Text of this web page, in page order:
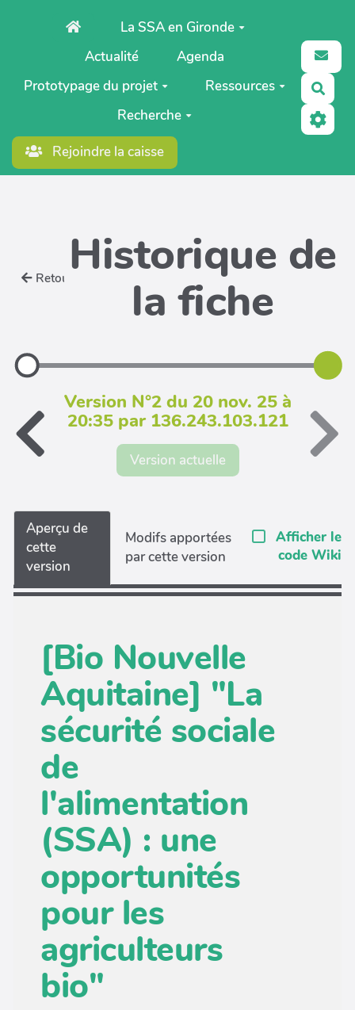
Aller au contenu principalLa SSA en Gironde
Actualité
Agenda
Prototypage du projet
Ressources
Recherche
Rejoindre la caisse
Retour Historique de
la fiche
Version N°2 du 20 nov. 25 à
20:35 par 136.243.103.121
Version actuelle
Aperçu de
cette
version
Modifs apportées
par cette version
Afficher le
code Wiki
[Bio Nouvelle
Aquitaine] "La
sécurité sociale
de
l'alimentation
(SSA) : une
opportunités
pour les
agriculteurs
bio"